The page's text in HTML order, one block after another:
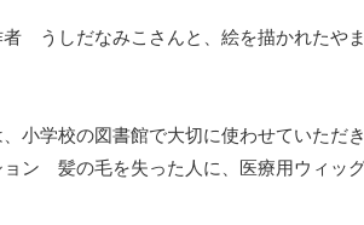
うしだなみこさんと、絵を描かれたや
小学校の図書館で大切に使わせていただ
ョン 髪の毛を失った人に、医療用ウィッ